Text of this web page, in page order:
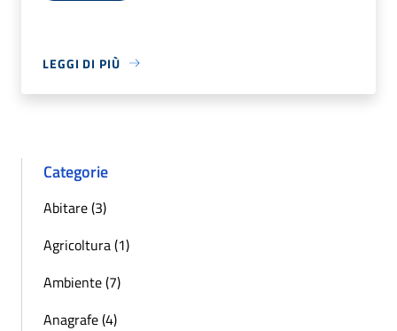
LEGGI DI PIÙ
Categorie
Abitare (3)
Agricoltura (1)
Ambiente (7)
Anagrafe (4)